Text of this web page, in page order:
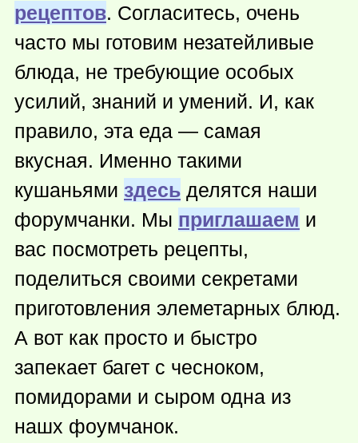
рецептов. Согласитесь, очень
часто мы готовим незатейливые
блюда, не требующие особых
усилий, знаний и умений. И, как
правило, эта еда — самая
вкусная. Именно такими
кушаньями здесь делятся наши
форумчанки. Мы приглашаем и
вас посмотреть рецепты,
поделиться своими секретами
приготовления элеметарных блюд.
А вот как просто и быстро
запекает багет с чесноком,
помидорами и сыром одна из
нашх фоумчанок.